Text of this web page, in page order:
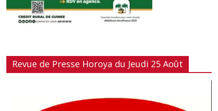
Revue de Presse Horoya du Jeudi 25 Août